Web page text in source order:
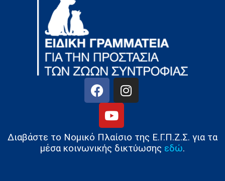
Διαβάστε το Νομικό Πλαίσιο της Ε.Γ.Π.Ζ.Σ. για τα
μέσα κοινωνικής δικτύωσης εδώ.